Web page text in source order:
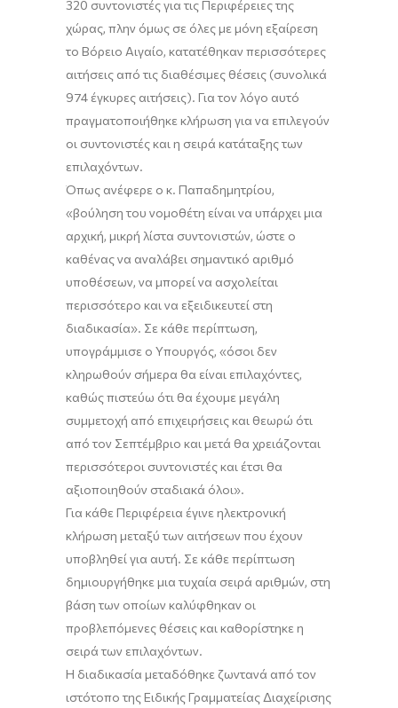
320 συντονιστές για τις Περιφέρειες της
χώρας, πλην όμως σε όλες με μόνη εξαίρεση
το Βόρειο Αιγαίο, κατατέθηκαν περισσότερες
αιτήσεις από τις διαθέσιμες θέσεις (συνολικά
974 έγκυρες αιτήσεις). Για τον λόγο αυτό
πραγματοποιήθηκε κλήρωση για να επιλεγούν
οι συντονιστές και η σειρά κατάταξης των
επιλαχόντων.
Όπως ανέφερε ο κ. Παπαδημητρίου,
«βούληση του νομοθέτη είναι να υπάρχει μια
αρχική, μικρή λίστα συντονιστών, ώστε ο
καθένας να αναλάβει σημαντικό αριθμό
υποθέσεων, να μπορεί να ασχολείται
περισσότερο και να εξειδικευτεί στη
διαδικασία». Σε κάθε περίπτωση,
υπογράμμισε ο Υπουργός, «όσοι δεν
κληρωθούν σήμερα θα είναι επιλαχόντες,
καθώς πιστεύω ότι θα έχουμε μεγάλη
συμμετοχή από επιχειρήσεις και θεωρώ ότι
από τον Σεπτέμβριο και μετά θα χρειάζονται
περισσότεροι συντονιστές και έτσι θα
αξιοποιηθούν σταδιακά όλοι».
Για κάθε Περιφέρεια έγινε ηλεκτρονική
κλήρωση μεταξύ των αιτήσεων που έχουν
υποβληθεί για αυτή. Σε κάθε περίπτωση
δημιουργήθηκε μια τυχαία σειρά αριθμών, στη
βάση των οποίων καλύφθηκαν οι
προβλεπόμενες θέσεις και καθορίστηκε η
σειρά των επιλαχόντων.
Η διαδικασία μεταδόθηκε ζωντανά από τον
ιστότοπο της Ειδικής Γραμματείας Διαχείρισης